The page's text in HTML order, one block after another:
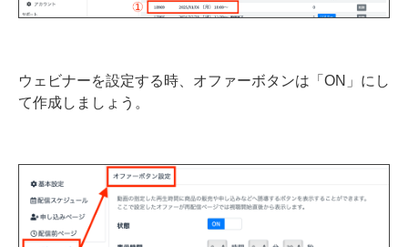
ウェビナーを設定する時、オファーボタンは「ON」にし
て作成しましょう。